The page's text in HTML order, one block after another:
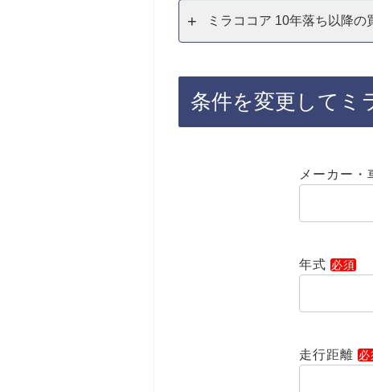
ミラココア 10年落ち以降の
条件を変更してミ
メーカー・
年式
走行距離